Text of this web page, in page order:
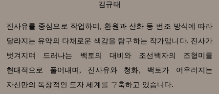
김규태
진사유를 중심으로 작업하며, 환원과 산화 등 번조 방식에 따라
달라지는 유약의 다채로운 색감을 탐구하는 작가입니다. 진사가
벗겨지며 드러나는 백토의 대비와 조선백자의 조형미를
현대적으로 풀어내며, 진사유와 청화, 백토가 어우러지는
자신만의 독창적인 도자 세계를 구축하고 있습니다.